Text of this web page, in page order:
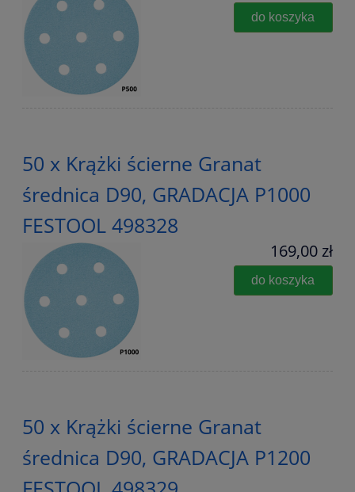
do koszyka
50 x Krążki ścierne Granat
średnica D90, GRADACJA P1000
FESTOOL 498328
169,00 zł
do koszyka
50 x Krążki ścierne Granat
średnica D90, GRADACJA P1200